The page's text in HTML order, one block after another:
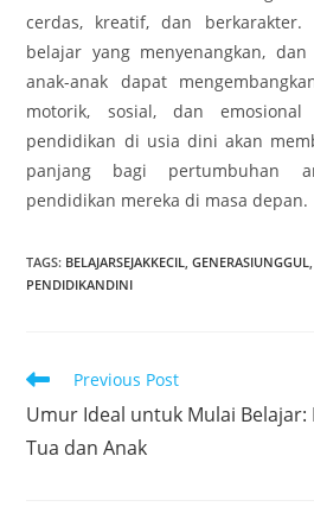
cerdas, kreatif, dan berkarakter.
belajar yang menyenangkan,
anak-anak dapat
motorik, sosial, dan
pendidikan di usia dini akan
panjang bagi pertumbuhan
pendidikan mereka di masa depan.
TAGS: BELAJARSEJAKKECIL, GENERASIUNGGUL,
PENDIDIKANDINI
Read
articles
Previous Post
Umur Ideal untuk Mulai
Tua dan Anak